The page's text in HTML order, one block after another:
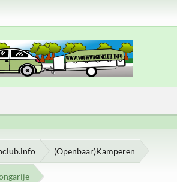
(Openbaar)Kamperen